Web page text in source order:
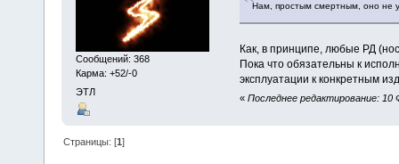
Сообщений: 368
Карма: +52/-0
ЭТЛ
Нам, простым смертным, оно не
Как, в принципе, любые РД
Пока что обязательны к
эксплуатации к конкретным
« Последнее редактирование: 10
Страницы: [1]